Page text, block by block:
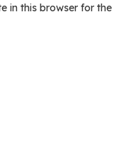
in this browser for the